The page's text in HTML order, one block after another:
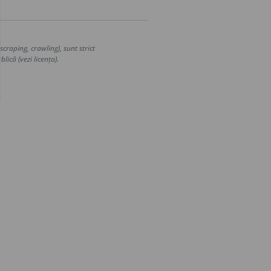
crawling), sunt strict
(vezi licența).